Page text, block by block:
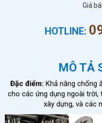
Giá
HOTLINE:
MÔ TẢ
Đặc điểm: Khả năng chống
cho các ứng dụng ngoài trời,
xây dựng, và các